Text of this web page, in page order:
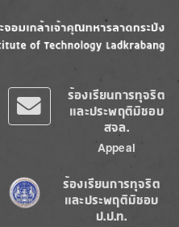
ร้องเรียนการทุจริต
และประพฤติมิชอบ
สจล.
Appeal
Image
ร้องเรียนการทุจริต
และประพฤติมิชอบ
ป.ป.ท.